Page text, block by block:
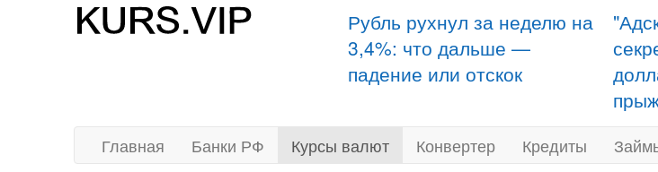
Рубль рухнул за неделю на
3,4%: что дальше —
падение или отскок
Главная Банки РФ Курсы валют Конвертер Кредиты